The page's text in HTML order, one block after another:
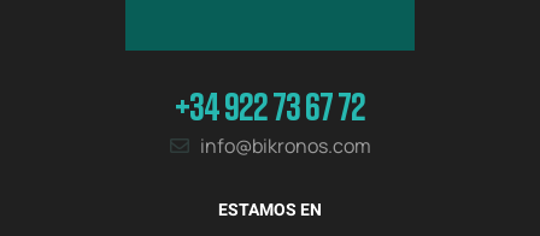
+34 922 73 67 72
info@bikronos.com
ESTAMOS EN